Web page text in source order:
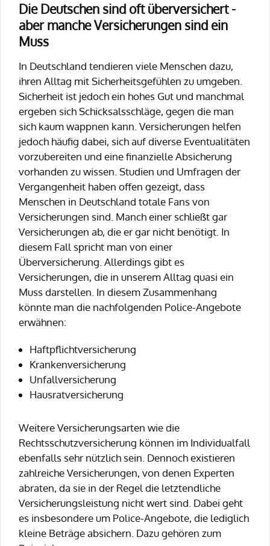
Die Deutschen sind oft überversichert -
aber manche Versicherungen sind ein
Muss
In Deutschland tendieren viele Menschen dazu,
ihren Alltag mit Sicherheitsgefühlen zu umgeben.
Sicherheit ist jedoch ein hohes Gut und manchmal
ergeben sich Schicksalsschläge, gegen die man
sich kaum wappnen kann. Versicherungen helfen
jedoch häufig dabei, sich auf diverse Eventualitäten
vorzubereiten und eine finanzielle Absicherung
vorhanden zu wissen. Studien und Umfragen der
Vergangenheit haben offen gezeigt, dass
Menschen in Deutschland totale Fans von
Versicherungen sind. Manch einer schließt gar
Versicherungen ab, die er gar nicht benötigt. In
diesem Fall spricht man von einer
Überversicherung. Allerdings gibt es
Versicherungen, die in unserem Alltag quasi ein
Muss darstellen. In diesem Zusammenhang
könnte man die nachfolgenden Police-Angebote
erwähnen:
Haftpflichtversicherung
Krankenversicherung
Unfallversicherung
Hausratversicherung
Weitere Versicherungsarten wie die
Rechtsschutzversicherung können im Individualfall
ebenfalls sehr nützlich sein. Dennoch existieren
zahlreiche Versicherungen, von denen Experten
abraten, da sie in der Regel die letztendliche
Versicherungsleistung nicht wert sind. Dabei geht
es insbesondere um Police-Angebote, die lediglich
kleine Beträge absichern. Dazu gehören zum